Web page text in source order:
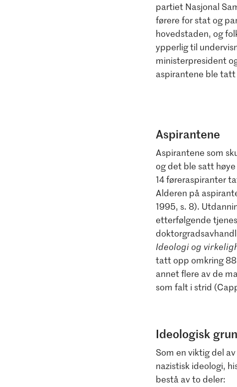
partiet Nasjonal
førere for stat og
hovedstaden, og
ypperlig til
ministerpresident
aspirantene ble tatt
Aspirantene
Aspirantene som
og det ble satt
14 føreraspiranter
Alderen på
1995, s. 8).
etterfølgende
Ideologi og
tatt opp omkring
annet flere av de
som falt i strid
Ideologisk
Som en viktig del
nazistisk ideologi,
bestå av to deler: